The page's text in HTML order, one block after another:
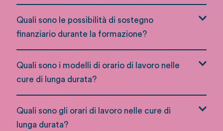
Quali sono le possibilità di sostegno
finanziario durante la formazione?
Quali sono i modelli di orario di lavoro nelle
cure di lunga durata?
Quali sono gli orari di lavoro nelle cure di
lunga durata?